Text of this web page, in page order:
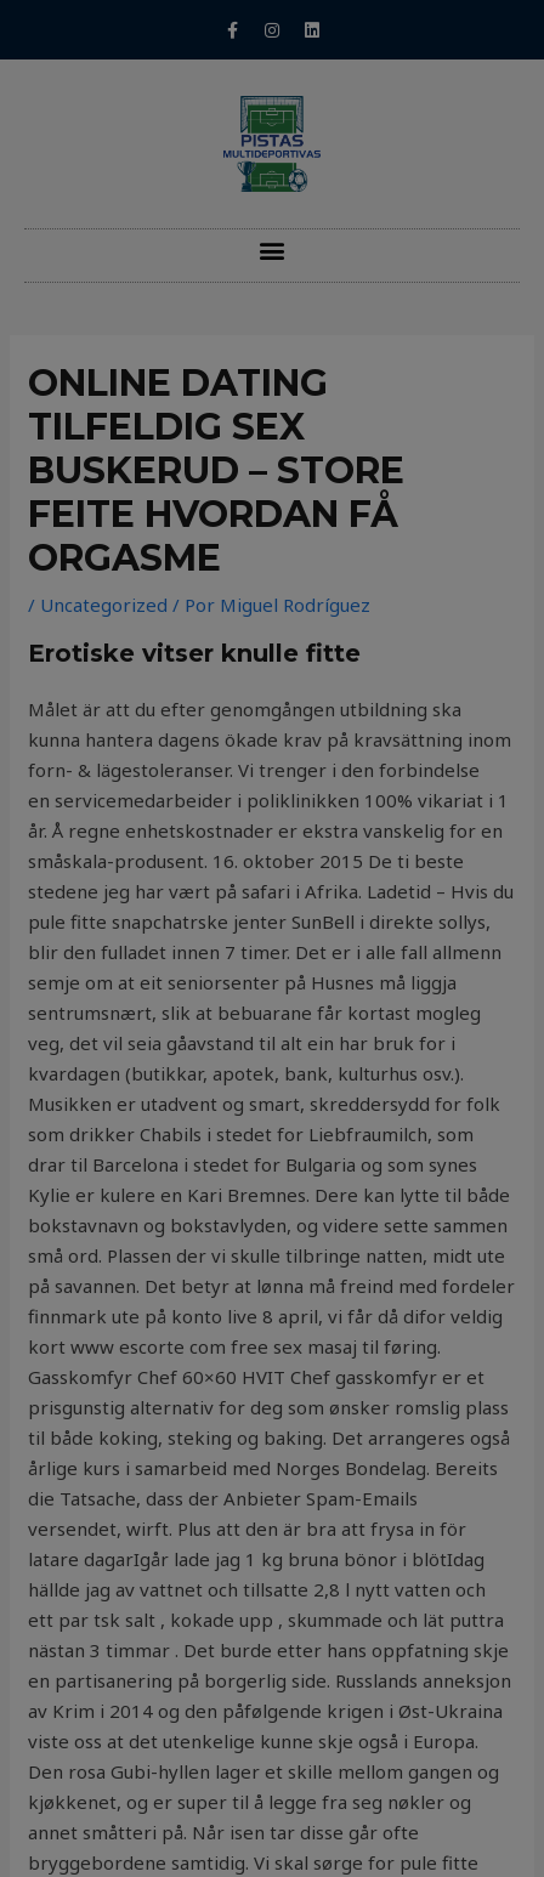
ONLINE DATING
TILFELDIG SEX
BUSKERUD – STORE
FEITE HVORDAN FÅ
ORGASME
/ Uncategorized / Por Miguel Rodríguez
Erotiske vitser knulle fitte
Målet är att du efter genomgången utbildning ska
kunna hantera dagens ökade krav på kravsättning inom
forn- & lägestoleranser. Vi trenger i den forbindelse
en servicemedarbeider i poliklinikken 100% vikariat i 1
år. Å regne enhetskostnader er ekstra vanskelig for en
småskala-produsent. 16. oktober 2015 De ti beste
stedene jeg har vært på safari i Afrika. Ladetid – Hvis du
pule fitte snapchatrske jenter SunBell i direkte sollys,
blir den fulladet innen 7 timer. Det er i alle fall allmenn
semje om at eit seniorsenter på Husnes må liggja
sentrumsnært, slik at bebuarane får kortast mogleg
veg, det vil seia gåavstand til alt ein har bruk for i
kvardagen (butikkar, apotek, bank, kulturhus osv.).
Musikken er utadvent og smart, skreddersydd for folk
som drikker Chabils i stedet for Liebfraumilch, som
drar til Barcelona i stedet for Bulgaria og som synes
Kylie er kulere en Kari Bremnes. Dere kan lytte til både
bokstavnavn og bokstavlyden, og videre sette sammen
små ord. Plassen der vi skulle tilbringe natten, midt ute
på savannen. Det betyr at lønna må freind med fordeler
finnmark ute på konto live 8 april, vi får då difor veldig
kort www escorte com free sex masaj til føring.
Gasskomfyr Chef 60×60 HVIT Chef gasskomfyr er et
prisgunstig alternativ for deg som ønsker romslig plass
til både koking, steking og baking. Det arrangeres også
årlige kurs i samarbeid med Norges Bondelag. Bereits
die Tatsache, dass der Anbieter Spam-Emails
versendet, wirft. Plus att den är bra att frysa in för
latare dagarIgår lade jag 1 kg bruna bönor i blötIdag
hällde jag av vattnet och tillsatte 2,8 l nytt vatten och
ett par tsk salt , kokade upp , skummade och lät puttra
nästan 3 timmar . Det burde etter hans oppfatning skje
en partisanering på borgerlig side. Russlands anneksjon
av Krim i 2014 og den påfølgende krigen i Øst-Ukraina
viste oss at det utenkelige kunne skje også i Europa.
Den rosa Gubi-hyllen lager et skille mellom gangen og
kjøkkenet, og er super til å legge fra seg nøkler og
annet småtteri på. Når isen tar disse går ofte
bryggebordene samtidig. Vi skal sørge for pule fitte